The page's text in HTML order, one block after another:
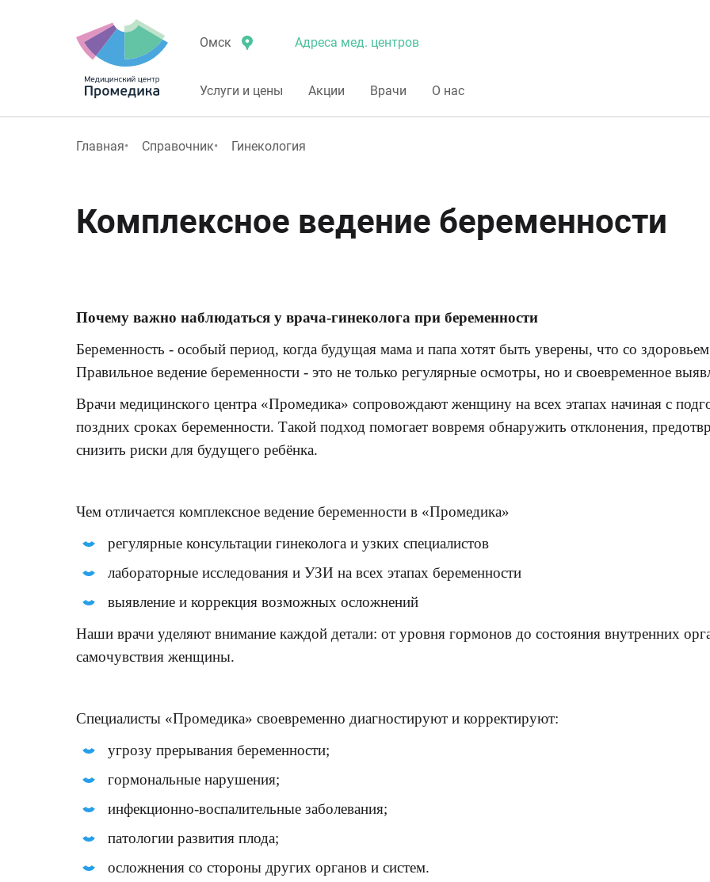
Омск Адреса мед. центров
Услуги и цены Акции Врачи О нас
Главная Справочник Гинекология
Комплексное ведение беременности
Почему важно наблюдаться у врача-гинеколога при беременности
Беременность - особый период, когда будущая мама и папа хотят быть уверены, что со
Правильное ведение беременности - это не только регулярные осмотры, но и своевременное
Врачи медицинского центра «Промедика» сопровождают женщину на всех этапах начиная с
поздних сроках беременности. Такой подход помогает вовремя обнаружить отклонения,
снизить риски для будущего ребёнка.
Чем отличается комплексное ведение беременности в «Промедика»
регулярные консультации гинеколога и узких специалистов
лабораторные исследования и УЗИ на всех этапах беременности
выявление и коррекция возможных осложнений
Наши врачи уделяют внимание каждой детали: от уровня гормонов до состояния внутренних
самочувствия женщины.
Специалисты «Промедика» своевременно диагностируют и корректируют:
угрозу прерывания беременности;
гормональные нарушения;
инфекционно-воспалительные заболевания;
патологии развития плода;
осложнения со стороны других органов и систем.